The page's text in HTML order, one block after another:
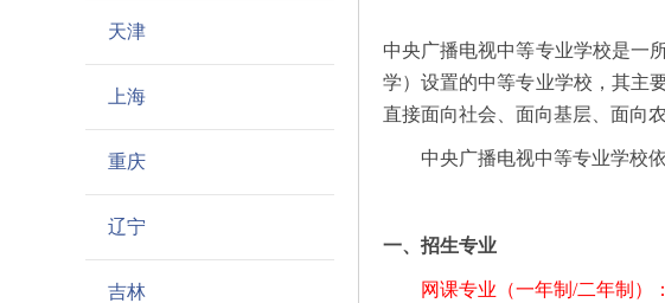
天津
上海
重庆
辽宁
吉林
中央广播电视中等专业学校是一
学）设置的中等专业学校，其主
直接面向社会、面向基层、面向
中央广播电视中等专业学校依
一、招生专业
网课专业（一年制/二年制）